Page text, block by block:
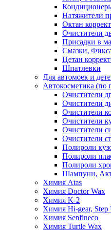
Натяжители
Октан
Очистители
Присадки в
Смазки,
Цетан
Шпатлевки
Для автомоек и
Автокосметика
Очистители
Очистители
Очистители
Очистители
Очистители
Очистители
Полироли
Полироли
Полироли
Шампуни,
Химия Atas
Химия Doctor Wax
Химия K-2
Химия Hi-gear, Step
Химия Senfineco
Химия Turtle Wax